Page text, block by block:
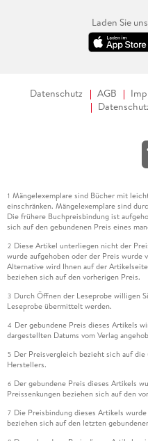
Laden Sie
Datenschutz AGB
1 Mängelexemplare sind Bücher mit
einschränken. Mängelexemplare sind
Die frühere Buchpreisbindung ist
sich auf den gebundenen Preis eines
2 Diese Artikel unterliegen nicht der
wurde aufgehoben oder der Preis wurde
Alternative wird Ihnen auf der
beziehen sich auf den vorherigen Preis.
3 Durch Öffnen der Leseprobe willigen
Leseprobe übermittelt werden.
4 Der gebundene Preis dieses Artikels
dargestellten Datums vom Verlag
5 Der Preisvergleich bezieht sich auf
Herstellers.
6 Der gebundene Preis dieses Artikels
Preissenkungen beziehen sich auf den
7 Die Preisbindung dieses Artikels
beziehen sich auf den letzten